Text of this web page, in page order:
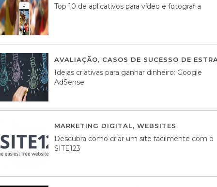
Top 10 de aplicativos para vídeo e fotografia
AVALIAÇÃO, CASOS DE SUCESSO DE
Ideias criativas para ganhar dinheiro: Google
AdSense
MARKETING DIGITAL, WEBSITES
Descubra como criar um site facilmente com o
SITE123